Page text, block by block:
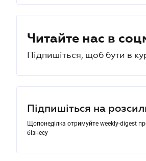
Читайте нас в
Підпишіться, щоб бути в
Підпишіться на
Щопонеділка отримуйте weekly-digest
бізнесу